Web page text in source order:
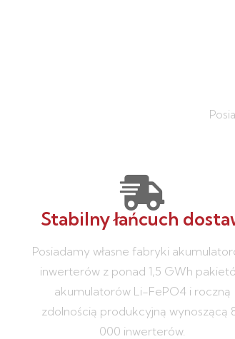
Stabilny łańcuch
Posiadamy własne fabryki
inwerterów z ponad 1,5 GWh
akumulatorów Li-FePO4 i roczną
zdolnością produkcyjną wynoszącą
000 inwerterów.